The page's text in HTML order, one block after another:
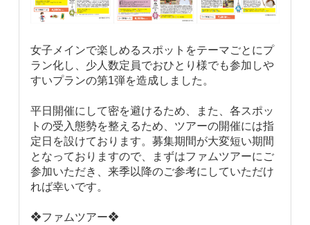
女子メインで楽しめるスポットをテーマごとにプ
ラン化し、少人数定員でおひとり様でも参加しや
すいプランの第1弾を造成しました。
平日開催にして密を避けるため、また、各スポッ
トの受入態勢を整えるため、ツアーの開催には指
定日を設けております。募集期間が大変短い期間
となっておりますので、まずはファムツアーにご
参加いただき、来季以降のご参考にしていただけ
れば幸いです。
❖ファムツアー❖